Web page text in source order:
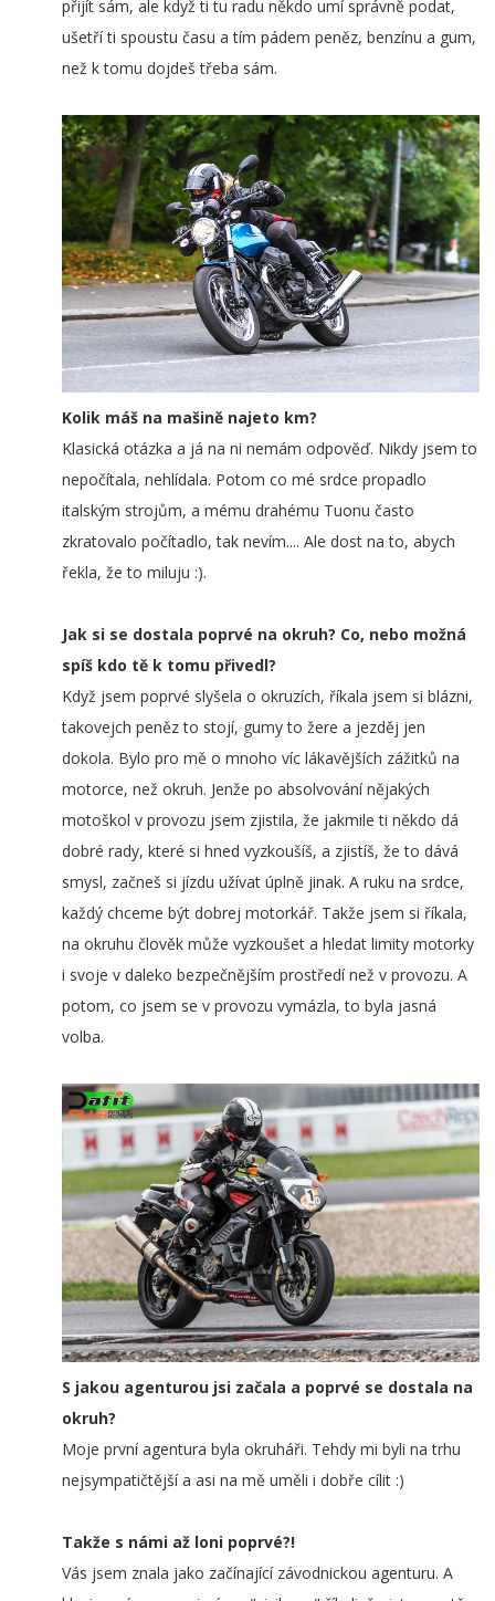
přijít sám, ale když ti tu radu někdo umí správně podat,
ušetří ti spoustu času a tím pádem peněz, benzínu a gum,
než k tomu dojdeš třeba sám.
Kolik máš na mašině najeto km?
Klasická otázka a já na ni nemám odpověď. Nikdy jsem to
nepočítala, nehlídala. Potom co mé srdce propadlo
italským strojům, a mému drahému Tuonu často
zkratovalo počítadlo, tak nevím.... Ale dost na to, abych
řekla, že to miluju :).
Jak si se dostala poprvé na okruh? Co, nebo možná
spíš kdo tě k tomu přivedl?
Když jsem poprvé slyšela o okruzích, říkala jsem si blázni,
takovejch peněz to stojí, gumy to žere a jezděj jen
dokola. Bylo pro mě o mnoho víc lákavějších zážitků na
motorce, než okruh. Jenže po absolvování nějakých
motoškol v provozu jsem zjistila, že jakmile ti někdo dá
dobré rady, které si hned vyzkoušíš, a zjistíš, že to dává
smysl, začneš si jízdu užívat úplně jinak. A ruku na srdce,
každý chceme být dobrej motorkář. Takže jsem si říkala,
na okruhu člověk může vyzkoušet a hledat limity motorky
i svoje v daleko bezpečnějším prostředí než v provozu. A
potom, co jsem se v provozu vymázla, to byla jasná
volba.
S jakou agenturou jsi začala a poprvé se dostala na
okruh?
Moje první agentura byla okruháři. Tehdy mi byli na trhu
nejsympatičtější a asi na mě uměli i dobře cílit :)
Takže s námi až loni poprvé?!
Vás jsem znala jako začínající závodnickou agenturu. A